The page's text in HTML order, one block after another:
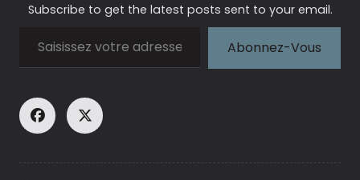
Subscribe to get the latest posts sent to your email.
Abonnez-Vous